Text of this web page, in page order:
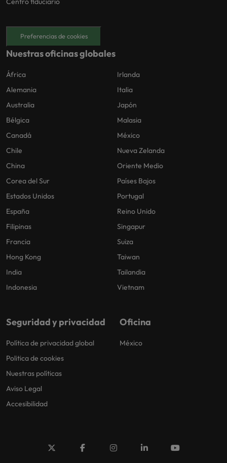
Preferencias de cookies
Nuestras oficinas globales
África
Alemania
Australia
Bélgica
Canadá
Chile
China
Corea del Sur
Estados Unidos
España
Filipinas
Francia
Hong Kong
India
Indonesia
Irlanda
Italia
Japón
Malasia
México
Nueva Zelanda
Oriente Medio
Países Bajos
Portugal
Reino Unido
Singapur
Suiza
Taiwan
Tailandia
Vietnam
Seguridad y privacidad
Política de privacidad global
Politica de cookies
Nuestras políticas
Aviso Legal
Accesibilidad
Oficina
México